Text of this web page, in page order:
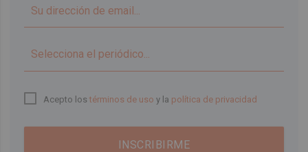
Acepto lostérminos de uso y la política de privacidad
INSCRIBIRME